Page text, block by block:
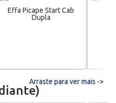
Effa Picape Start Cab
Dupla
Arraste para ver mais ->